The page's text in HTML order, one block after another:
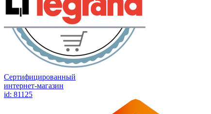
Сертифицированный
интернет-магазин
id: 81125